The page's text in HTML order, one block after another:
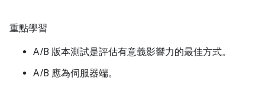
重點學習
A/B 版本測試是評估有意義影響力的最佳方式。
A/B 應為伺服器端。